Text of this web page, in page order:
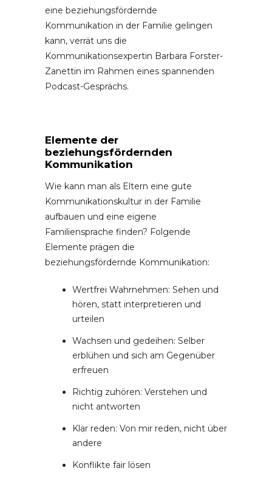
eine beziehungsfördernde
Kommunikation in der Familie gelingen
kann, verrät uns die
Kommunikationsexpertin Barbara Forster-
Zanettin im Rahmen eines spannenden
Podcast-Gesprächs.
Elemente der
beziehungsfördernden
Kommunikation
Wie kann man als Eltern eine gute
Kommunikationskultur in der Familie
aufbauen und eine eigene
Familiensprache finden? Folgende
Elemente prägen die
beziehungsfördernde Kommunikation:
Wertfrei Wahrnehmen: Sehen und
hören, statt interpretieren und
urteilen
Wachsen und gedeihen: Selber
erblühen und sich am Gegenüber
erfreuen
Richtig zuhören: Verstehen und
nicht antworten
Klar reden: Von mir reden, nicht über
andere
Konflikte fair lösen